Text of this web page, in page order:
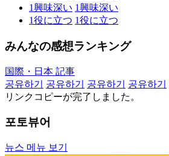
1興味深い 1興味深い
1役に立つ 1役に立つ
みんなの感想ランキング
国際・日本 記事
공유하기
공유하기 공유하기 공유하기
リンクコピーが完了しました。
포토뷰어
뉴스 메뉴 보기